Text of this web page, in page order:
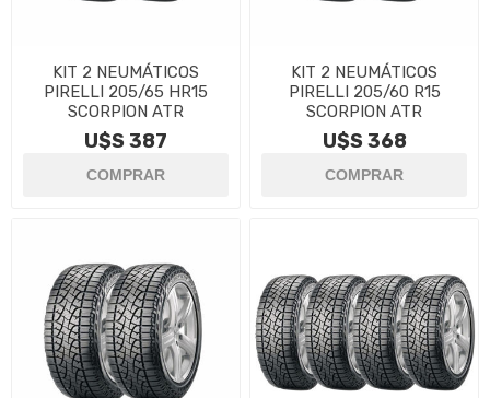
KIT 2 NEUMÁTICOS
PIRELLI 205/65 HR15
SCORPION ATR
U$S 387
KIT 2 NEUMÁTICOS
PIRELLI 205/60 R15
SCORPION ATR
U$S 368